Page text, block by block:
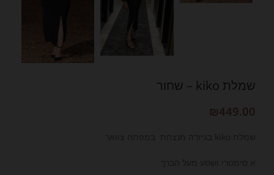
שמלת kiko – שחור
₪449.00